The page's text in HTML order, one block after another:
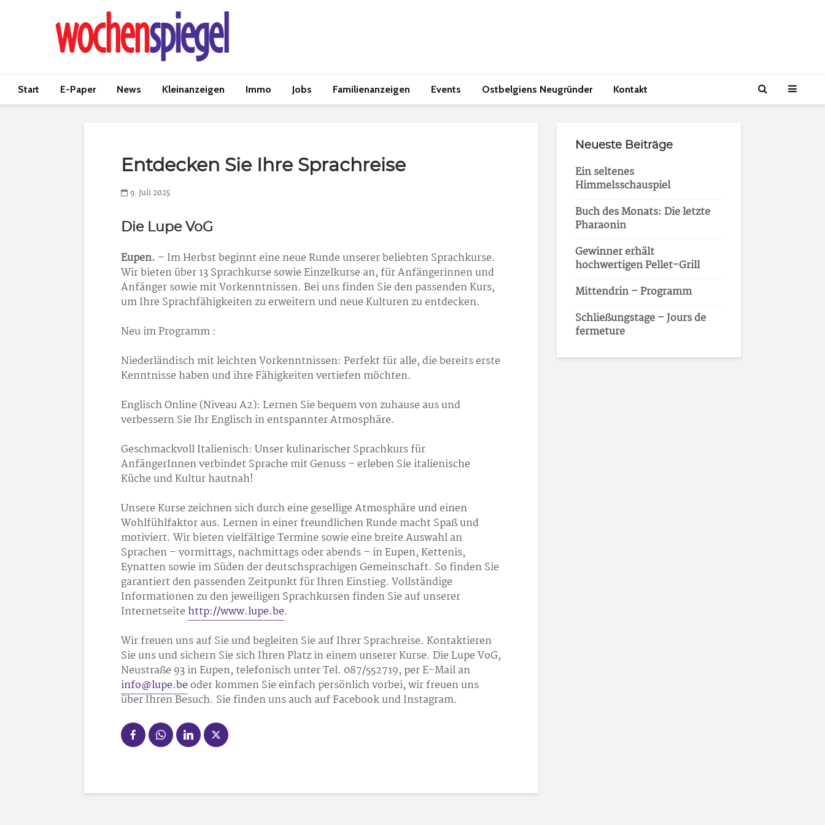
Start E-Paper News Kleinanzeigen Immo Jobs Familienanzeigen Events Ostbelgiens Neugründer Kontakt
Entdecken Sie Ihre Sprachreise
9. Juli 2025
Die Lupe VoG
Eupen. – Im Herbst beginnt eine neue Runde unserer beliebten Sprachkurse.
Wir bieten über 13 Sprachkurse sowie Einzelkurse an, für Anfängerinnen und
Anfänger sowie mit Vorkenntnissen. Bei uns finden Sie den passenden Kurs,
um Ihre Sprachfähigkeiten zu erweitern und neue Kulturen zu entdecken.
Neu im Programm :
Niederländisch mit leichten Vorkenntnissen: Perfekt für alle, die bereits erste
Kenntnisse haben und ihre Fähigkeiten vertiefen möchten.
Englisch Online (Niveau A2): Lernen Sie bequem von zuhause aus und
verbessern Sie Ihr Englisch in entspannter Atmosphäre.
Geschmackvoll Italienisch: Unser kulinarischer Sprachkurs für
AnfängerInnen verbindet Sprache mit Genuss – erleben Sie italienische
Küche und Kultur hautnah!
Unsere Kurse zeichnen sich durch eine gesellige Atmosphäre und einen
Wohlfühlfaktor aus. Lernen in einer freundlichen Runde macht Spaß und
motiviert. Wir bieten vielfältige Termine sowie eine breite Auswahl an
Sprachen – vormittags, nachmittags oder abends – in Eupen, Kettenis,
Eynatten sowie im Süden der deutschsprachigen Gemeinschaft. So finden Sie
garantiert den passenden Zeitpunkt für Ihren Einstieg. Vollständige
Informationen zu den jeweiligen Sprachkursen finden Sie auf unserer
Internetseite http://www.lupe.be.
Wir freuen uns auf Sie und begleiten Sie auf Ihrer Sprachreise. Kontaktieren
Sie uns und sichern Sie sich Ihren Platz in einem unserer Kurse. Die Lupe VoG,
Neustraße 93 in Eupen, telefonisch unter Tel. 087/552719, per E-Mail an
info@lupe.beoder kommen Sie einfach persönlich vorbei, wir freuen uns
über Ihren Besuch. Sie finden uns auch auf Facebook und Instagram.
Neueste Beiträge
Ein seltenes
Himmelsschauspiel
Buch des Monats: Die letzte
Pharaonin
Gewinner erhält
hochwertigen Pellet-Grill
Mittendrin – Programm
Schließungstage – Jours de
fermeture